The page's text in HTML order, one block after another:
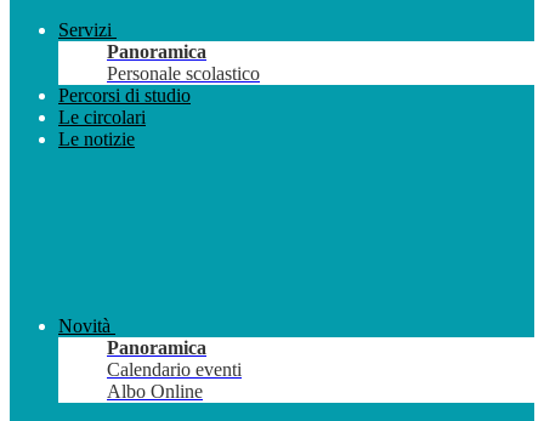
Servizi
Panoramica
Personale scolastico
Percorsi di studio
Le circolari
Le notizie
Novità
Panoramica
Calendario eventi
Albo Online